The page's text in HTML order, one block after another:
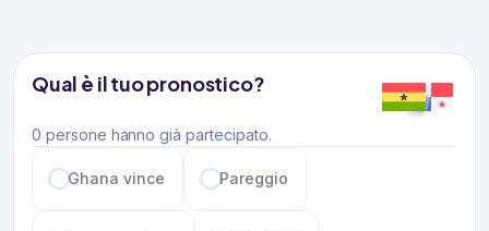
Qual è il tuo pronostico?
0 persone hanno già partecipato.
Ghana vince Pareggio